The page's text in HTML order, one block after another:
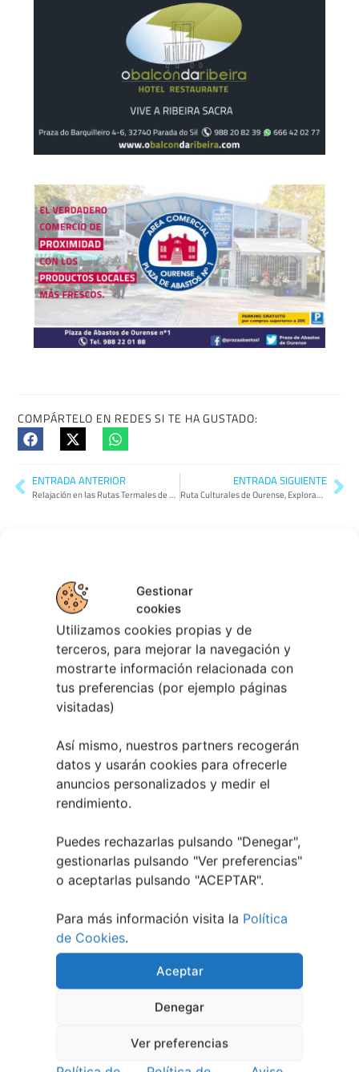
Gestionar
cookies
Utilizamos cookies propias y de
terceros, para mejorar la navegación y
mostrarte información relacionada con
tus preferencias (por ejemplo páginas
visitadas)
Así mismo, nuestros partners recogerán
datos y usarán cookies para ofrecerle
anuncios personalizados y medir el
rendimiento.
Puedes rechazarlas pulsando "Denegar",
gestionarlas pulsando "Ver preferencias"
o aceptarlas pulsando "ACEPTAR".
Para más información visita la Política
de Cookies.
Aceptar
Denegar
Ver preferencias
COMPÁRTELO EN REDES SI TE HA GUSTADO:
ENTRADA ANTERIOR
Relajación en las Rutas Termales de Ourense
ENTRADA SIGUIENTE
Ruta Culturales de Ourense, Explorando su Tradición
TAMBIÉN PODRÍA GUSTARTE:
Festival Noites Teatrais de Vilamarín 2026